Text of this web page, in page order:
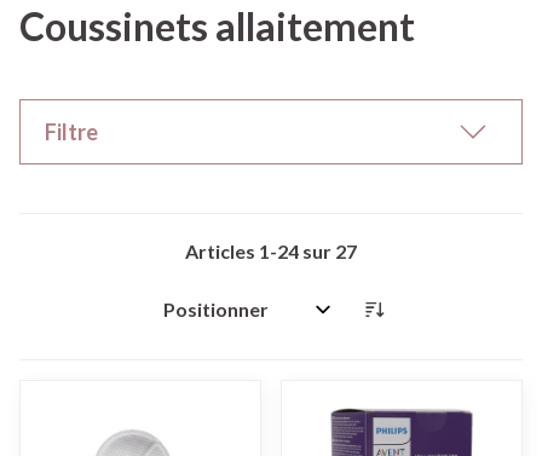
Coussinets allaitement
Filtre
Articles 1-24 sur 27
Trier par: